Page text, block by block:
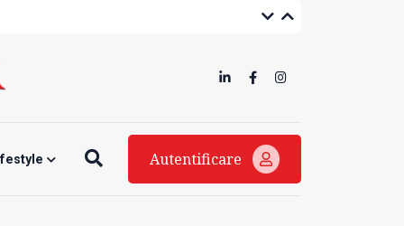
Autentificare